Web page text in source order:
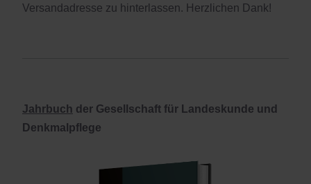
Versandadresse zu hinterlassen. Herzlichen Dank!
Jahrbuch der Gesellschaft für Landeskunde und
Denkmalpflege